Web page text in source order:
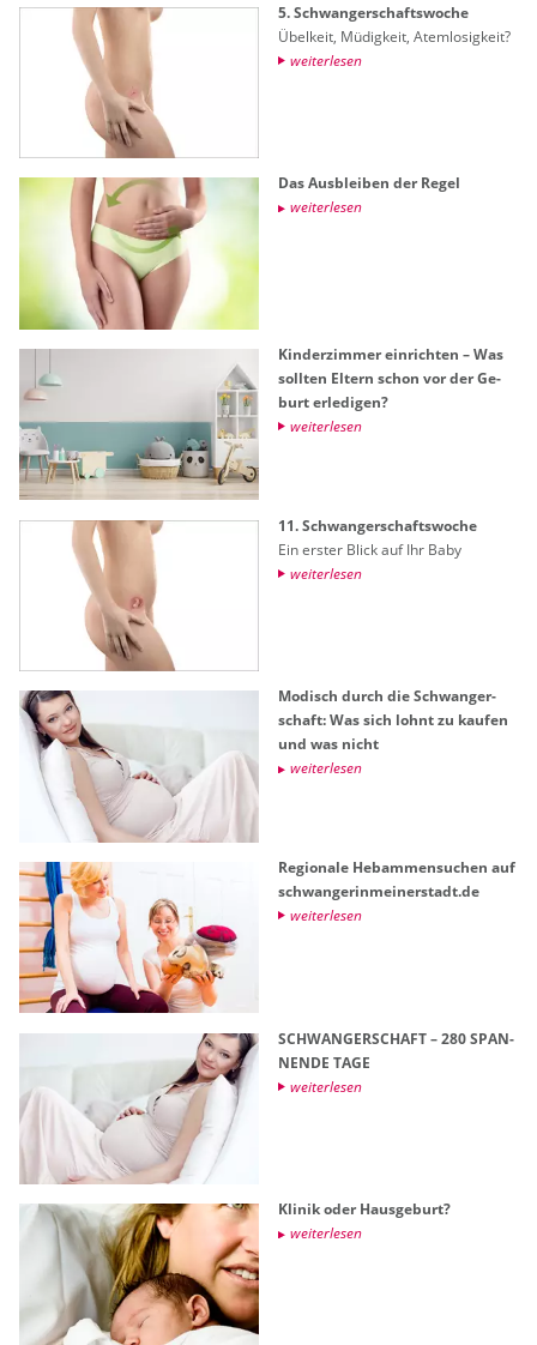
5. Schwan­ger­schafts­wo­che
Übel­keit, Mü­dig­keit, Atem­lo­sig­keit?
wei­ter­le­sen
Das Aus­blei­ben der Regel
wei­ter­le­sen
Kin­der­zim­mer ein­rich­ten – Was
soll­ten El­tern schon vor der Ge­
burt er­le­di­gen?
wei­ter­le­sen
11. Schwan­ger­schafts­wo­che
Ein ers­ter Blick auf Ihr Baby
wei­ter­le­sen
Mo­disch durch die Schwan­ger­
schaft: Was sich lohnt zu kau­fen
und was nicht
wei­ter­le­sen
Re­gio­na­le Heb­am­men­su­chen auf
schwan­ge­rin­mei­ner­stadt.de
wei­ter­le­sen
SCHWAN­GER­SCHAFT – 280 SPAN­
NEN­DE TAGE
wei­ter­le­sen
Kli­nik oder Haus­ge­burt?
wei­ter­le­sen